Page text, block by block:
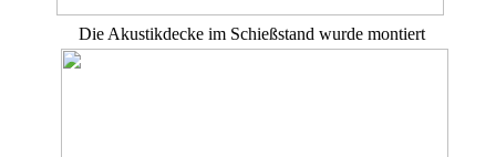
Die Akustikdecke im Schießstand wurde montiert